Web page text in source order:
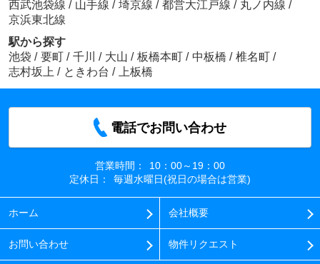
西武池袋線 / 山手線 / 埼京線 / 都営大江戸線 / 丸ノ内線 /
京浜東北線
駅から探す
池袋 / 要町 / 千川 / 大山 / 板橋本町 / 中板橋 / 椎名町 /
志村坂上 / ときわ台 / 上板橋
電話でお問い合わせ
営業時間：
10：00～19：00
定休日：
毎週水曜日(祝日の場合は営業)
ホーム 会社概要
お問い合わせ 物件リクエスト